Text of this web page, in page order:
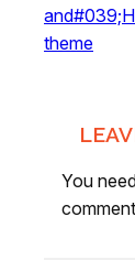
theme
You